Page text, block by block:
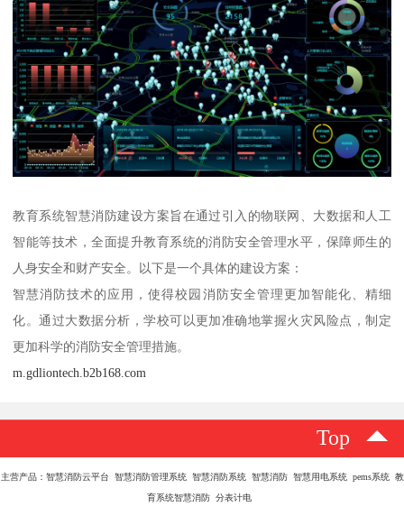
教育系统智慧消防建设方案旨在通过引入的物联网、大数据和人工
智能等技术，全面提升教育系统的消防安全管理水平，保障师生的
人身安全和财产安全。以下是一个具体的建设方案：
智慧消防技术的应用，使得校园消防安全管理更加智能化、精细
化。通过大数据分析，学校可以更加准确地掌握火灾风险点，制定
更加科学的消防安全管理措施。
m.gdliontech.b2b168.com
Top
主营产品：智慧消防云平台 智慧消防管理系统 智慧消防系统 智慧消防 智慧用电系统 pems系统 教
育系统智慧消防 分表计电